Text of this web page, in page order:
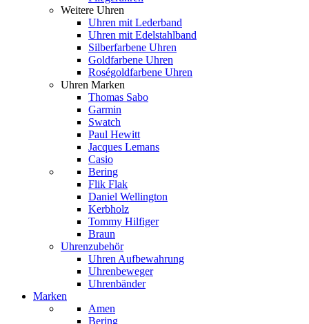
Weitere Uhren
Uhren mit Lederband
Uhren mit Edelstahlband
Silberfarbene Uhren
Goldfarbene Uhren
Roségoldfarbene Uhren
Uhren Marken
Thomas Sabo
Garmin
Swatch
Paul Hewitt
Jacques Lemans
Casio
Bering
Flik Flak
Daniel Wellington
Kerbholz
Tommy Hilfiger
Braun
Uhrenzubehör
Uhren Aufbewahrung
Uhrenbeweger
Uhrenbänder
Marken
Amen
Bering